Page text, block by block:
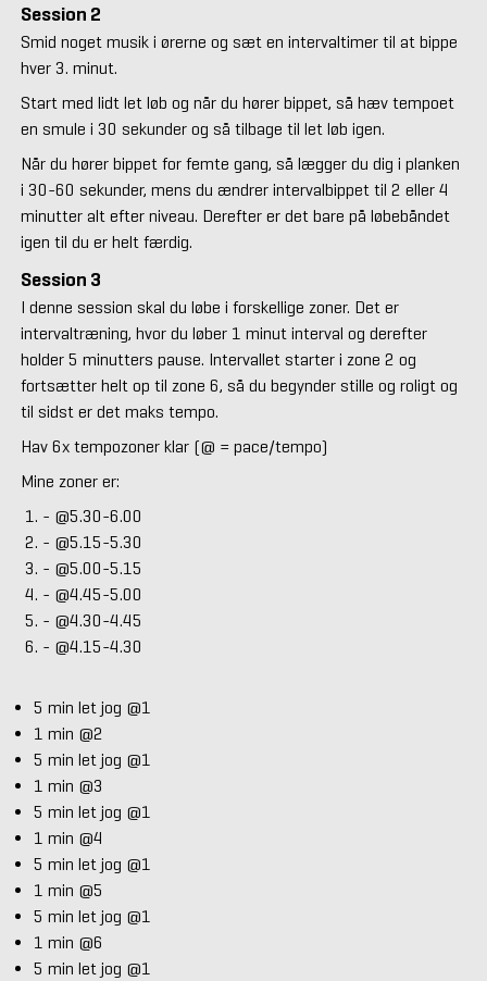
Session 2
Smid noget musik i ørerne og sæt en intervaltimer til at bippe
hver 3. minut.
Start med lidt let løb og når du hører bippet, så hæv tempoet
en smule i 30 sekunder og så tilbage til let løb igen.
Når du hører bippet for femte gang, så lægger du dig i planken
i 30-60 sekunder, mens du ændrer intervalbippet til 2 eller 4
minutter alt efter niveau. Derefter er det bare på løbebåndet
igen til du er helt færdig.
Session 3
I denne session skal du løbe i forskellige zoner. Det er
intervaltræning, hvor du løber 1 minut interval og derefter
holder 5 minutters pause. Intervallet starter i zone 2 og
fortsætter helt op til zone 6, så du begynder stille og roligt og
til sidst er det maks tempo.
Hav 6x tempozoner klar (@ = pace/tempo)
Mine zoner er:
- @5.30-6.00
- @5.15-5.30
- @5.00-5.15
- @4.45-5.00
- @4.30-4.45
- @4.15-4.30
5 min let jog @1
1 min @2
5 min let jog @1
1 min @3
5 min let jog @1
1 min @4
5 min let jog @1
1 min @5
5 min let jog @1
1 min @6
5 min let jog @1